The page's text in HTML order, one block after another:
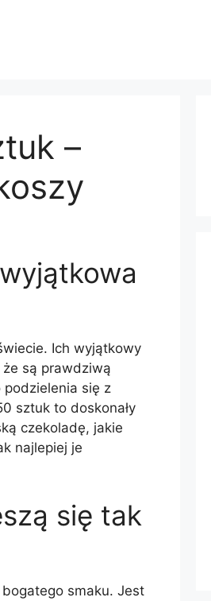
–
Ich wyjątkowy
są prawdziwą
podzielenia się z
sztuk to doskonały
czekoladę, jakie
najlepiej je
się tak
smaku. Jest